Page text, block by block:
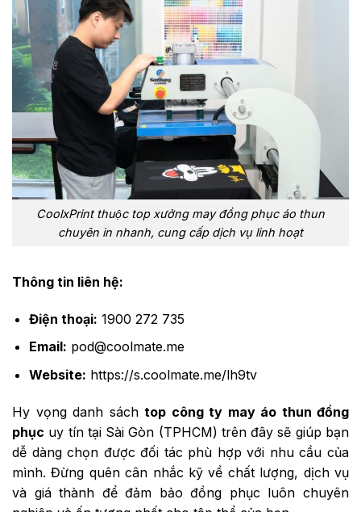
CoolxPrint thuộc top xưởng may đồng phục áo thun
chuyên in nhanh, cung cấp dịch vụ linh hoạt
Thông tin liên hệ:
Điện thoại: 1900 272 735
Email: pod@coolmate.me
Website: https://s.coolmate.me/lh9tv
Hy vọng danh sách top công ty may áo thun đồng
phục uy tín tại Sài Gòn (TPHCM) trên đây sẽ giúp bạn
dễ dàng chọn được đối tác phù hợp với nhu cầu của
mình. Đừng quên cân nhắc kỹ về chất lượng, dịch vụ
và giá thành để đảm bảo đồng phục luôn chuyên